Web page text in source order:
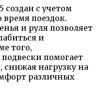
создан с учетом
время поездок.
и руля позволяет
и
того,
помогает
снижая нагрузку на
различных